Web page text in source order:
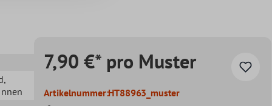
,
7,90 €* pro Muster
Artikelnummer:HT88963_muster